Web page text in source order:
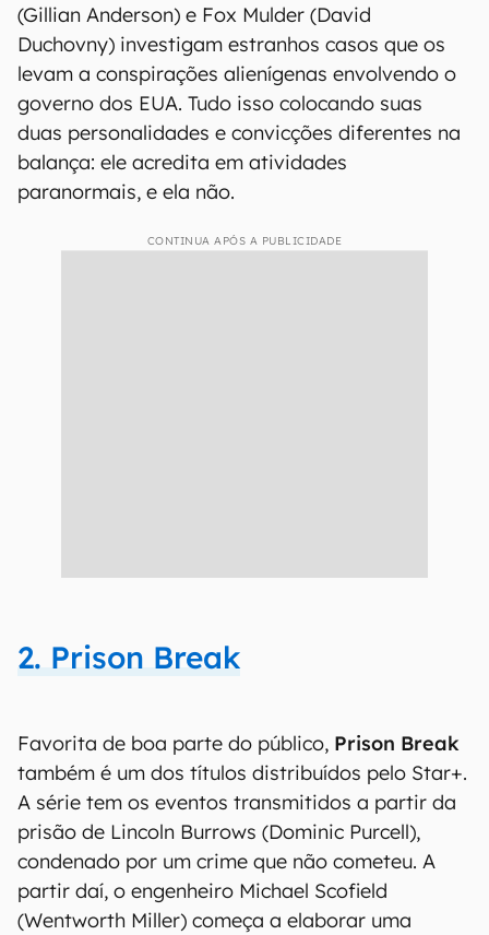
(Gillian Anderson) e Fox Mulder (David
Duchovny) investigam estranhos casos que os
levam a conspirações alienígenas envolvendo o
governo dos EUA. Tudo isso colocando suas
duas personalidades e convicções diferentes na
balança: ele acredita em atividades
paranormais, e ela não.
CONTINUA APÓS A PUBLICIDADE
2. Prison Break
Favorita de boa parte do público, Prison Break
também é um dos títulos distribuídos pelo Star+.
A série tem os eventos transmitidos a partir da
prisão de Lincoln Burrows (Dominic Purcell),
condenado por um crime que não cometeu. A
partir daí, o engenheiro Michael Scofield
(Wentworth Miller) começa a elaborar uma